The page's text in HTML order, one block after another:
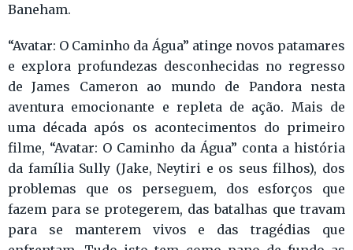
Baneham.
“Avatar: O Caminho da Água” atinge novos patamares
e explora profundezas desconhecidas no regresso
de James Cameron ao mundo de Pandora nesta
aventura emocionante e repleta de ação. Mais de
uma década após os acontecimentos do primeiro
filme, “Avatar: O Caminho da Água” conta a história
da família Sully (Jake, Neytiri e os seus filhos), dos
problemas que os perseguem, dos esforços que
fazem para se protegerem, das batalhas que travam
para se manterem vivos e das tragédias que